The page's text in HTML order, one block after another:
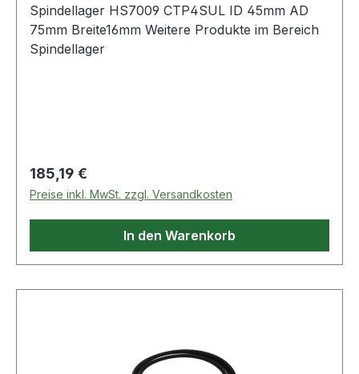
Spindellager HS7009 CTP4SUL ID 45mm AD
75mm Breite16mm Weitere Produkte im Bereich
Spindellager
Regulärer Preis:
185,19 €
Preise inkl. MwSt. zzgl. Versandkosten
In den Warenkorb